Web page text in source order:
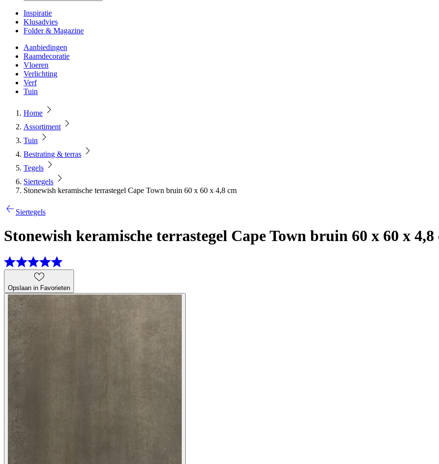
Inspiratie
Klusadvies
Folder & Magazine
Aanbiedingen
Raamdecoratie
Vloeren
Verlichting
Verf
Tuin
Home
Assortiment
Tuin
Bestrating & terras
Tegels
Siertegels
Stonewish keramische terrastegel Cape Town bruin 60 x 60 x 4,8 cm
Siertegels
Stonewish keramische terrastegel Cape Town bruin 60 x 60 x 4,8
Opslaan in Favorieten